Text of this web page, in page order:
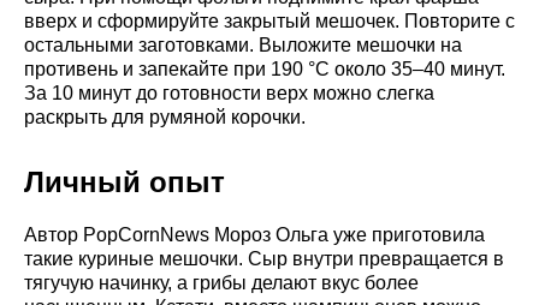
вверх и сформируйте закрытый мешочек. Повторите с
остальными заготовками. Выложите мешочки на
противень и запекайте при 190 °C около 35–40 минут.
За 10 минут до готовности верх можно слегка
раскрыть для румяной корочки.
Личный опыт
Автор PopCornNews Мороз Ольга уже приготовила
такие куриные мешочки. Сыр внутри превращается в
тягучую начинку, а грибы делают вкус более